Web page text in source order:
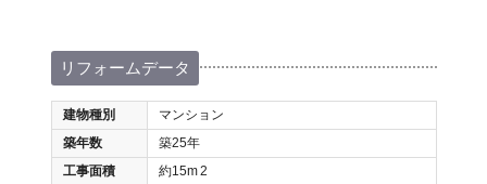
リフォームデータ
建物種別
マンション
築年数
築25年
工事面積
約15m2